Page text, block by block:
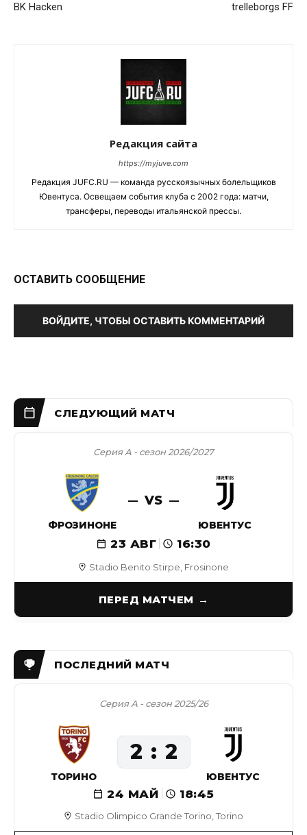
BK Hacken trelleborgs FF
Редакция сайта
https://myjuve.com
Редакция JUFC.RU — команда русскоязычных болельщиков
Ювентуса. Освещаем события клуба с 2002 года: матчи,
трансферы, переводы итальянской прессы.
ОСТАВИТЬ СООБЩЕНИЕ
ВОЙДИТЕ, ЧТОБЫ ОСТАВИТЬ КОММЕНТАРИЙ
Stadio Benito Stirpe, Frosinone
Серия А - сезон 2026/2027
ФРОЗИНОНЕ
VS
ЮВЕНТУС
23 АВГ 16:30
ПЕРЕД МАТЧЕМ
Stadio Olimpico Grande Torino, Torino
Серия А - сезон 2025/26
24 МАЙ 18:45
ТОРИНО
2 2
ЮВЕНТУС